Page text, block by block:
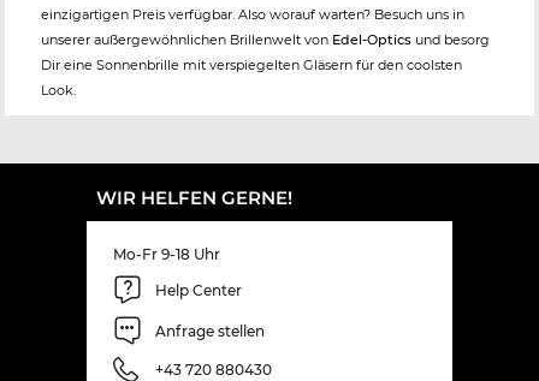
einzigartigen Preis verfügbar. Also worauf warten? Besuch uns in
unserer außergewöhnlichen Brillenwelt von Edel-Optics und besorg
Dir eine Sonnenbrille mit verspiegelten Gläsern für den coolsten
Look.
WIR HELFEN GERNE!
Mo-Fr 9-18 Uhr
Help Center
Anfrage stellen
+43 720 880430